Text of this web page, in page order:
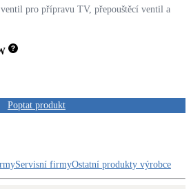
teplé vody i přitápění
na chlazení
pro přípravu TV, přepouštěcí ventil a
Poptat produkt
Servisní firmyOstatní produkty výrobce